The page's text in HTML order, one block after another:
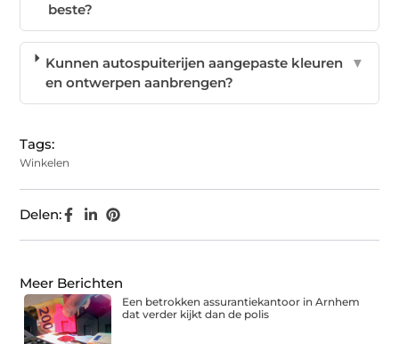
beste?
Kunnen autospuiterijen aangepaste kleuren
en ontwerpen aanbrengen?
▼
Tags:
Winkelen
Delen:
Meer Berichten
Een betrokken assurantiekantoor in Arnhem
dat verder kijkt dan de polis